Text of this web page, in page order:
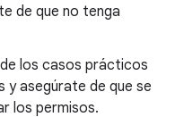
de que no tenga
los casos prácticos
y asegúrate de que se
los permisos.